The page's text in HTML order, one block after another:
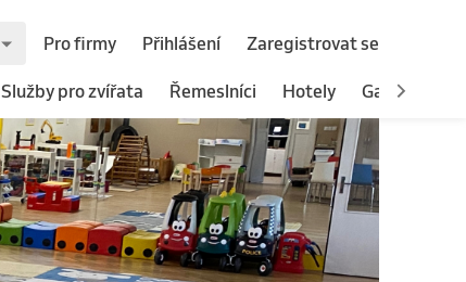
Pro firmy Přihlášení Zaregistrovat se
Služby pro zvířata Řemeslníci Hotely Gastronomie